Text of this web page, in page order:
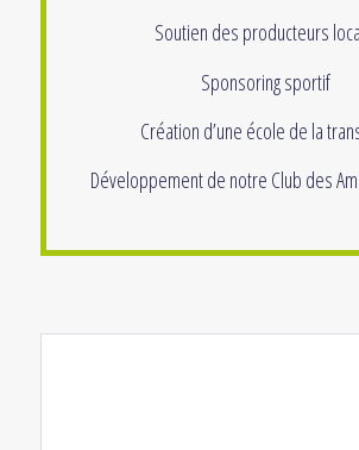
Soutien des producteurs
Sponsoring sportif
Création d’une école de la
Développement de notre Club des